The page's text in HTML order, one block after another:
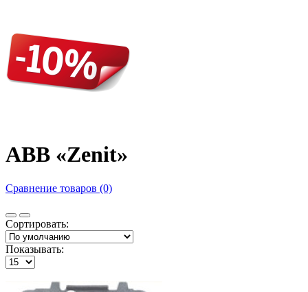
ABB «Zenit»
Сравнение товаров (0)
Сортировать:
Показывать: